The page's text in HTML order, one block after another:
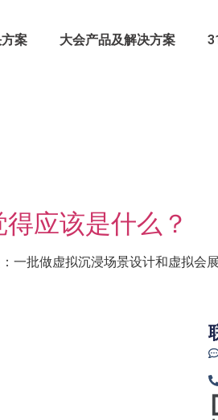
案 大会产品及解决方案
应该是什么？
一批做虚拟沉浸场景设计和虚拟会